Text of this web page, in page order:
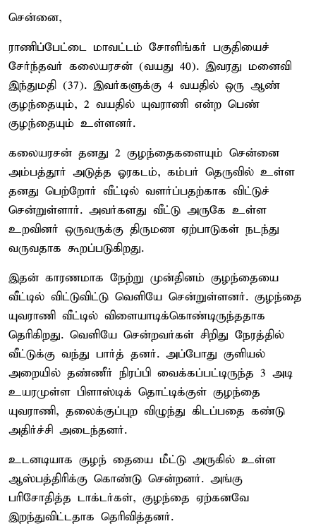
சென்னை,
ராணிப்பேட்டை மாவட்டம் சோளிங்கர் பகுதியைச்
சேர்ந்தவர் கலையரசன் (வயது 40). இவரது மனைவி
இந்துமதி (37). இவர்களுக்கு 4 வயதில் ஒரு ஆண்
குழந்தையும், 2 வயதில் யுவராணி என்ற பெண்
குழந்தையும் உள்ளனர்.
கலையரசன் தனது 2 குழந்தைகளையும் சென்னை
அம்பத்தூர் அடுத்த ஓரகடம், கம்பர் தெருவில் உள்ள
தனது பெற்றோர் வீட்டில் வளர்ப்பதற்காக விட்டுச்
சென்றுள்ளார். அவர்களது வீட்டு அருகே உள்ள
உறவினர் ஒருவருக்கு திருமண ஏற்பாடுகள் நடந்து
வருவதாக கூறப்படுகிறது.
இதன் காரணமாக நேற்று முன்தினம் குழந்தையை
வீட்டில் விட்டுவிட்டு வெளியே சென்றுள்ளனர். குழந்தை
யுவராணி வீட்டில் விளையாடிக்கொண்டிருந்ததாக
தெரிகிறது. வெளியே சென்றவர்கள் சிறிது நேரத்தில்
வீட்டுக்கு வந்து பார்த் தனர். அப்போது குளியல்
அறையில் தண்ணீர் நிரப்பி வைக்கப்பட்டிருந்த 3 அடி
உயரமுள்ள பிளாஸ்டிக் தொட்டிக்குள் குழந்தை
யுவராணி, தலைக்குப்புற விழுந்து கிடப்பதை கண்டு
அதிர்ச்சி அடைந்தனர்.
உடனடியாக குழந் தையை மீட்டு அருகில் உள்ள
ஆஸ்பத்திரிக்கு கொண்டு சென்றனர். அங்கு
பரிசோதித்த டாக்டர்கள், குழந்தை ஏற்கனவே
இறந்துவிட்டதாக தெரிவித்தனர்.